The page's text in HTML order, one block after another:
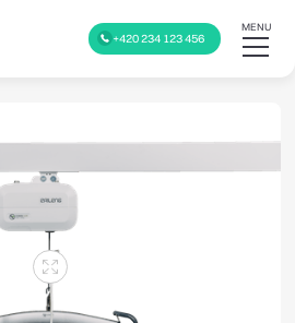
+420 234 123 456
MENU